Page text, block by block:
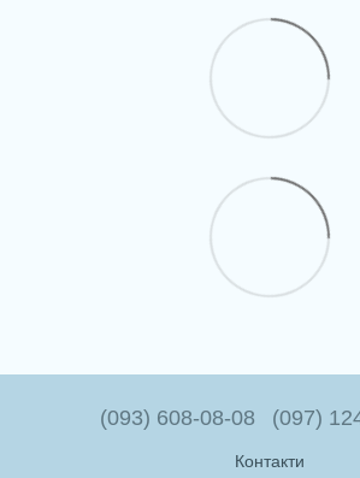
(093) 608-08-08 (097)
Контакти